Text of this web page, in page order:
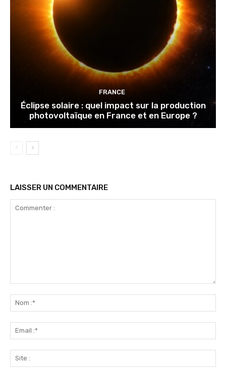
FRANCE
Éclipse solaire : quel impact sur la production
photovoltaïque en France et en Europe ?
LAISSER UN COMMENTAIRE